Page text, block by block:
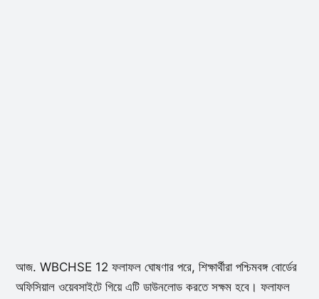
আজ. WBCHSE 12 ফলাফল ঘোষণার পরে, শিক্ষার্থীরা পশ্চিমবঙ্গ বোর্ডের
অফিসিয়াল ওয়েবসাইটে গিয়ে এটি ডাউনলোড করতে সক্ষম হবে। ফলাফল